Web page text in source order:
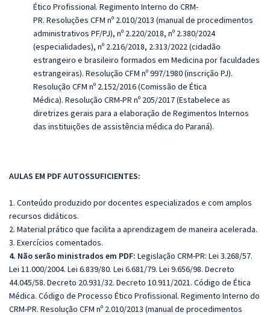
Ético Profissional. Regimento Interno do CRM‐
PR. Resoluções CFM nº 2.010/2013 (manual de procedimentos
administrativos PF/PJ), nº 2.220/2018, nº 2.380/2024
(especialidades), nº 2.216/2018, 2.313/2022 (cidadão
estrangeiro e brasileiro formados em Medicina por faculdades
estrangeiras). Resolução CFM nº 997/1980 (inscrição PJ).
Resolução CFM nº 2.152/2016 (Comissão de Ética
Médica). Resolução CRM-PR nº 205/2017 (Estabelece as
diretrizes gerais para a elaboração de Regimentos Internos
das instituições de assistência médica do Paraná).
AULAS EM PDF AUTOSSUFICIENTES:
1. Conteúdo produzido por docentes especializados e com amplos
recursos didáticos.
2. Material prático que facilita a aprendizagem de maneira acelerada.
3. Exercícios comentados.
4. Não serão ministrados em PDF: Legislação CRM-PR: Lei 3.268/57.
Lei 11.000/2004. Lei 6.839/80. Lei 6.681/79. Lei 9.656/98. Decreto
44.045/58. Decreto 20.931/32. Decreto 10.911/2021. Código de Ética
Médica. Código de Processo Ético Profissional. Regimento Interno do
CRM‐PR. Resolução CFM nº 2.010/2013 (manual de procedimentos